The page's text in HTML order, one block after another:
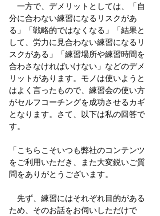
一方で、デメリットとしては、「自
分に合わない練習になるリスクがあ
る」「戦略的ではなくなる」「結果と
して、労力に見合わない練習になるリ
スクがある」「練習場所や練習時間を
合わさなければいけない」などのデメ
リットがあります。モノは使いようと
はよく言ったもので、練習会の使い方
がセルフコーチングを成功させるカギ
となります。さて、以下は私の回答で
す。
「こちらこそいつも弊社のコンテンツ
をご利用いただき、また大変鋭いご質
問をありがとうございます。
先ず、練習にはそれぞれ目的がある
ため、そのお話をお伺いしただけで